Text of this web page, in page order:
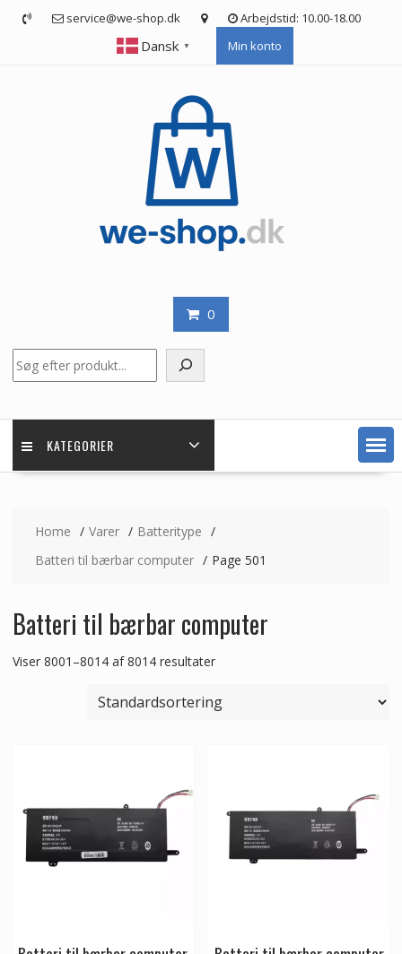
service@we-shop.dk Arbejdstid: 10.00-18.00
Dansk ▼ Min konto
0
KATEGORIER
Home Varer
Batteritype
Batteri til bærbar computer
Page 501
Batteri til bærbar computer
Viser 8001–8014 af 8014 resultater